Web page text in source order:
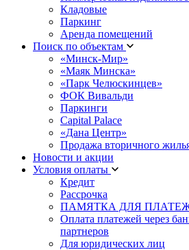
Кладовые
Паркинг
Аренда помещений
Поиск по объектам
«Минск-Мир»
«Маяк Минска»
«Парк Челюскинцев»
ФОК Вивальди
Паркинги
Capital Palace
«Дана Центр»
Продажа вторичного
Новости и акции
Условия оплаты
Кредит
Рассрочка
ПАМЯТКА ДЛЯ
Оплата платежей через
партнеров
Для юридических лиц